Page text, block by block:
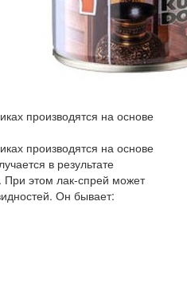
производятся на основе
производятся на основе
в результате
При этом лак-спрей может
Он бывает: